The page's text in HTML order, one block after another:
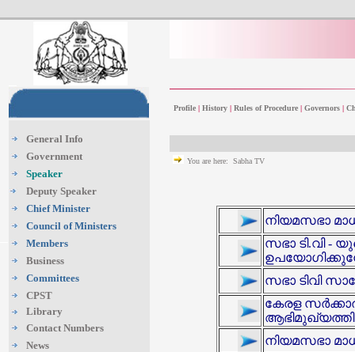
General Info
Government
Speaker
Deputy Speaker
Chief Minister
Council of Ministers
Members
Business
Committees
CPST
Library
Contact Numbers
News
Profile | History| Rules of Procedure | Governors |
You are here: Sabha TV
നിയമസഭാ
സഭാ ടി.വി
സഭാ ടിവി
കേരള
നിയമസഭാ